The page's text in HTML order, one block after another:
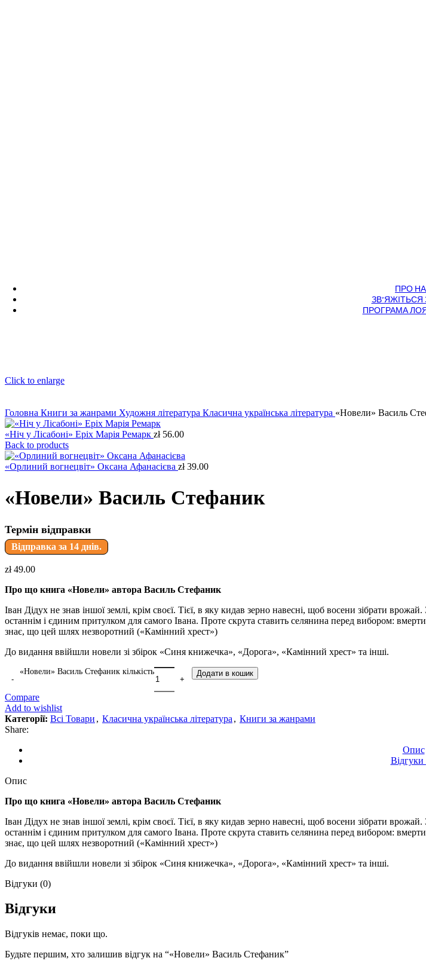
ПРО
ПРОГРАМА
Click to enlarge
Головна Книги за жанрами Художня література Класична українська література «Новели» Василь
«Ніч у Лісабоні» Еріх Марія Ремарк zł56.00
Back to products
«Орлиний вогнецвіт» Оксана Афанасієва zł39.00
«Новели» Василь Стефаник
Термін відправки
Відправка за 14 днів.
zł49.00
Про що книга «Новели» автора Василь Стефаник
Іван Дідух не знав іншої землі, крім своєї. Тієї, в яку кидав зерно навесні, щоб восени зібрати
останнім і єдиним притулком для самого Івана. Проте скрута ставить селянина перед вибором:
знає, що цей шлях незворотний («Камінний хрест»)
До видання ввійшли новели зі збірок «Синя книжечка», «Дорога», «Камінний хрест» та інші.
«Новели» Василь Стефаник кількість Додати в кошик
Compare
Add to wishlist
Категорії: Всі Товари , Класична українська література , Книги за жанрами
Share:
Опис
Відгуки
Опис
Про що книга «Новели» автора Василь Стефаник
Іван Дідух не знав іншої землі, крім своєї. Тієї, в яку кидав зерно навесні, щоб восени зібрати
останнім і єдиним притулком для самого Івана. Проте скрута ставить селянина перед вибором:
знає, що цей шлях незворотний («Камінний хрест»)
До видання ввійшли новели зі збірок «Синя книжечка», «Дорога», «Камінний хрест» та інші.
Відгуки (0)
Відгуки
Відгуків немає, поки що.
Будьте першим, хто залишив відгук на “«Новели» Василь Стефаник”